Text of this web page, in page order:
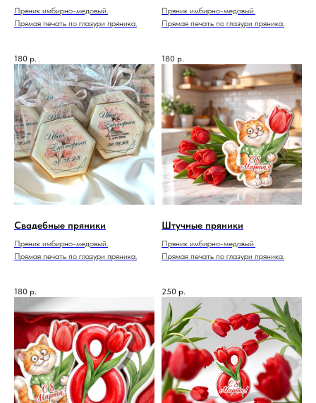
Пряник имбирно-медовый.
Прямая печать по глазури пряника.
180 р.
Пряник имбирно-медовый.
Прямая печать по глазури пряника.
180 р.
Свадебные пряники
Пряник имбирно-медовый.
Прямая печать по глазури пряника.
180 р.
Штучные пряники
Пряник имбирно-медовый.
Прямая печать по глазури пряника.
250 р.